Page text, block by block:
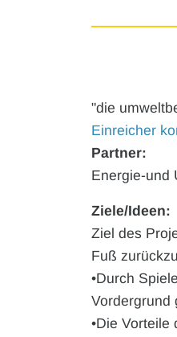
"die
Einreicher
Partner:
Energie-und
Ziele/Ideen:
Ziel des
Fuß
•Durch
Vordergrund
•Die